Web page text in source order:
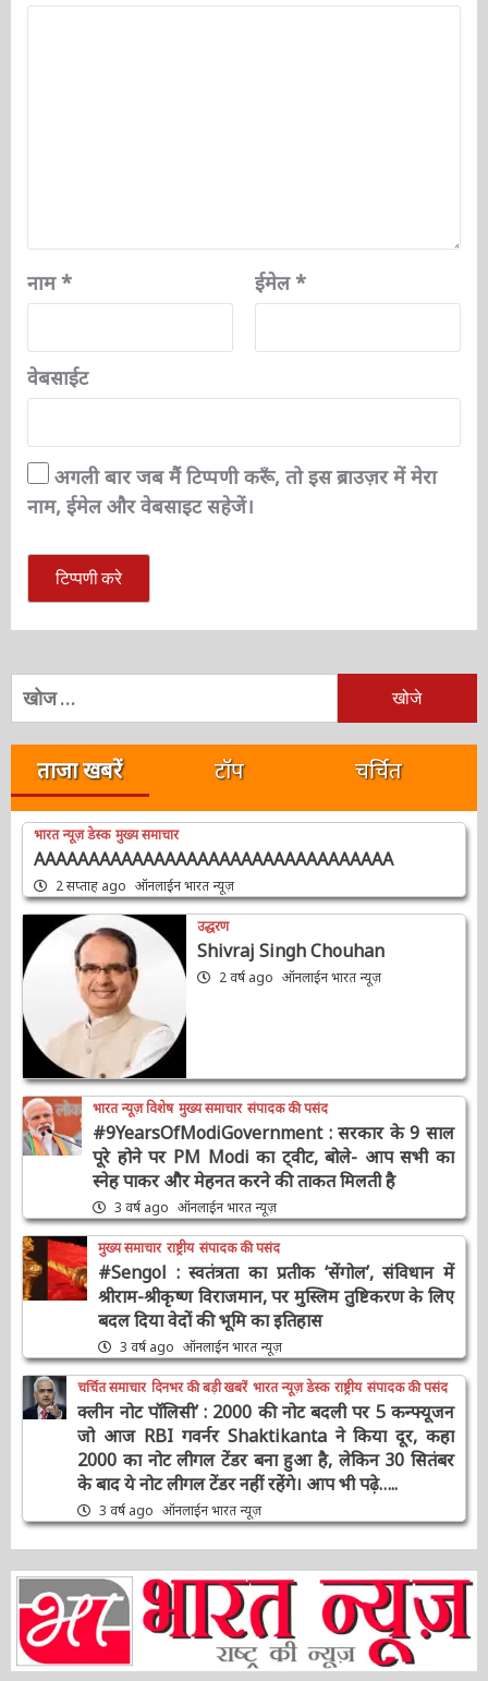
नाम* ईमेल*
वेबसाईट
अगली बार जब मैं टिप्पणी करूँ, तो इस ब्राउज़र में मेरा
नाम, ईमेल और वेबसाइट सहेजें।
निम्न
खोजें:
ताजा खबरें टॉप चर्चित
भारत न्यूज़ डेस्क मुख्य समाचार
AAAAAAAAAAAAAAAAAAAAAAAAAAAAAAAAA
2 सप्ताह ago ऑनलाईन भारत न्यूज़
उद्धरण
Shivraj Singh Chouhan
ऑनलाईन भारत न्यूज़
भारत न्यूज़ विशेष मुख्य समाचार संपादक की पसंद
#9YearsOfModiGovernment : सरकार के 9
साल पूरे होने पर PM Modi का ट्वीट, बोले- आप सभी
का स्नेह पाकर और मेहनत करने की ताकत मिलती है
3 वर्ष ago ऑनलाईन भारत न्यूज़
मुख्य समाचार राष्ट्रीय संपादक की पसंद
#Sengol : स्वतंत्रता का प्रतीक ‘सेंगोल’, संविधान में
श्रीराम-श्रीकृष्ण विराजमान, पर मुस्लिम तुष्टिकरण के
लिए बदल दिया वेदों की भूमि का इतिहास
3 वर्ष ago ऑनलाईन भारत न्यूज़
चर्चित समाचार दिनभर की बड़ी खबरें भारत न्यूज़ डेस्क राष्ट्रीय
संपादक की पसंद
क्लीन नोट पॉलिसी’ : 2000 की नोट बदली पर 5
कन्फ्यूजन जो आज RBI गवर्नर Shaktikanta ने किया
दूर, कहा 2000 का नोट लीगल टेंडर बना हुआ है, लेकिन
30 सितंबर के बाद ये नोट लीगल टेंडर नहीं रहेंगे। आप भी
3 वर्ष ago ऑनलाईन भारत न्यूज़